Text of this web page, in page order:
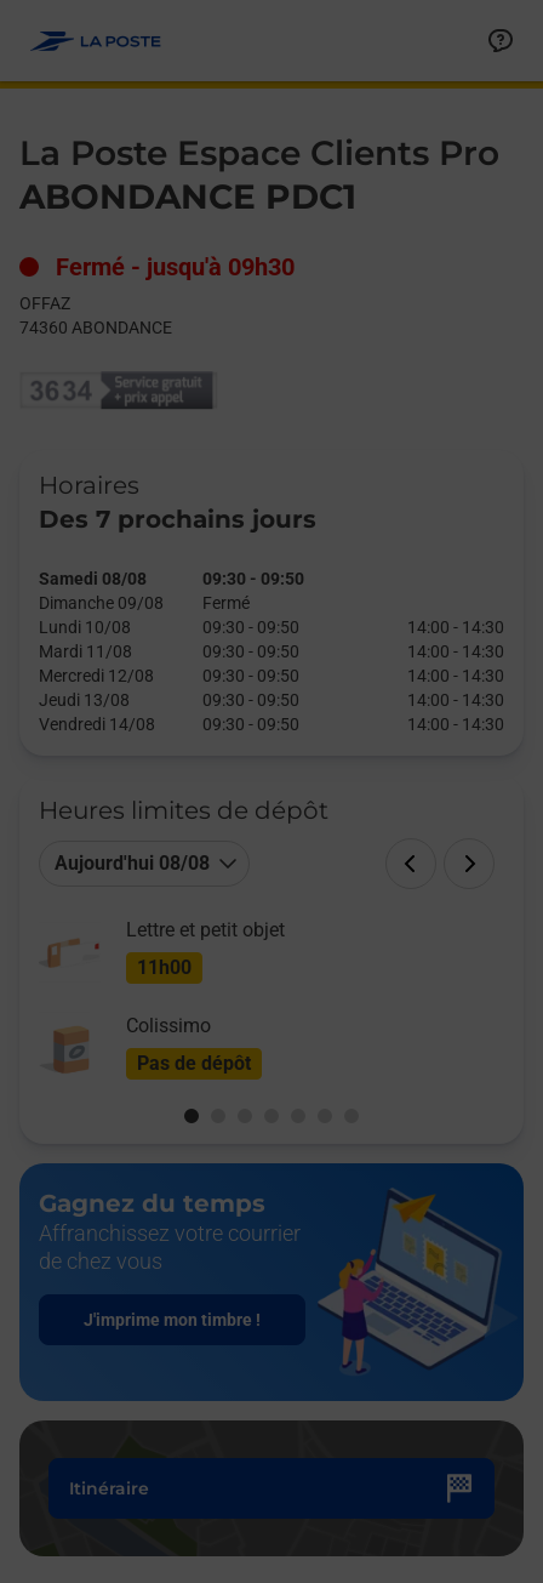
La Poste Espace Clients Pro
ABONDANCE PDC1
Fermé - jusqu'à 09h30
OFFAZ
74360 ABONDANCE
Horaires
Des 7 prochains jours
Samedi 08/08 09:30 - 09:50
Dimanche 09/08
Fermé
Lundi 10/08
09:30 - 09:50 14:00 - 14:30
Mardi 11/08
09:30 - 09:50 14:00 - 14:30
Mercredi 12/08
09:30 - 09:50 14:00 - 14:30
Jeudi 13/08
09:30 - 09:50 14:00 - 14:30
Vendredi 14/08
09:30 - 09:50 14:00 - 14:30
Heures limites de dépôt
Aujourd'hui 08/08
Lettre et petit objet
11h00
Colissimo
Pas de dépôt
Gagnez du temps
Affranchissez votre courrier
de chez vous
J'imprime mon timbre !
Itinéraire